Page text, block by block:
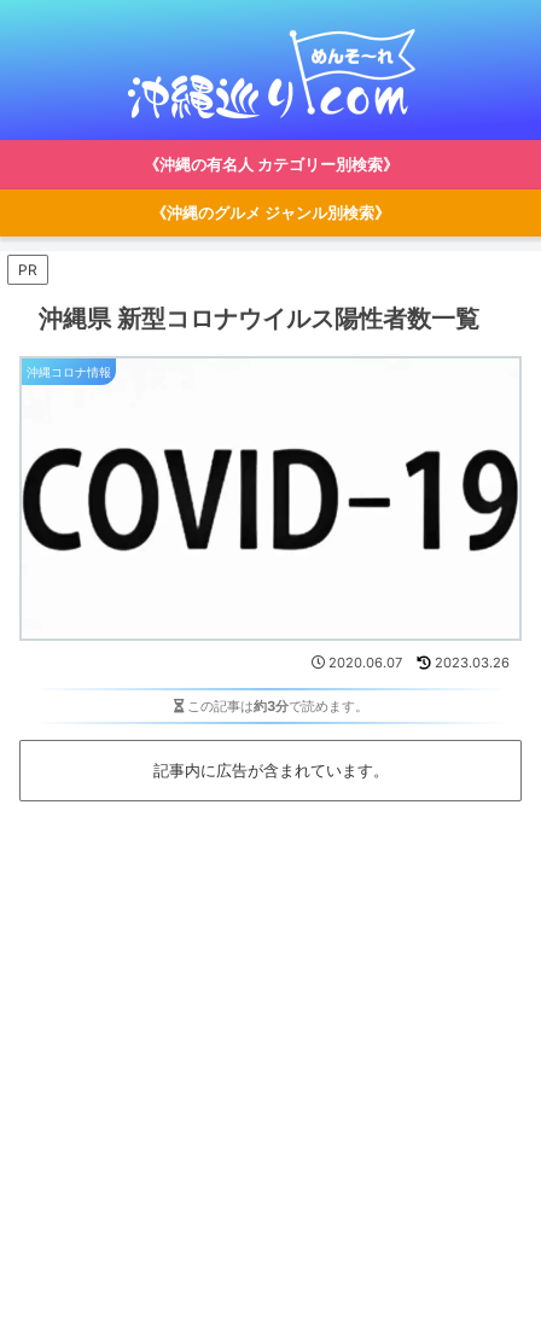
《沖縄の有名人 カテゴリー別検索》
《沖縄のグルメ ジャンル別検索》
PR
沖縄県 新型コロナウイルス陽性者数一覧
沖縄コロナ情報
2020.06.07 2023.03.26
この記事は約3分で読めます。
記事内に広告が含まれています。